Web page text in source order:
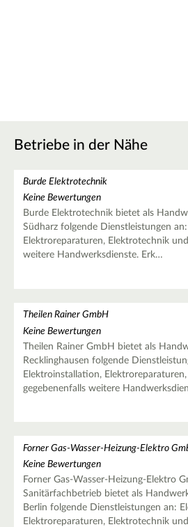
Betriebe in der Nähe
Burde Elektrotechnik
Keine Bewertungen
Burde Elektrotechnik bietet als
Südharz folgende Dienstleistungen
Elektroreparaturen, Elektrotechnik
weitere Handwerksdienste. Erk…
Theilen Rainer GmbH
Keine Bewertungen
Theilen Rainer GmbH bietet als
Recklinghausen folgende
Elektroinstallation,
gegebenenfalls weitere
Forner Gas-Wasser-Heizung-Elektro
Keine Bewertungen
Forner Gas-Wasser-Heizung-Elektro
Sanitärfachbetrieb bietet als
Berlin folgende Dienstleistungen an:
Elektroreparaturen, Elektrotechnik